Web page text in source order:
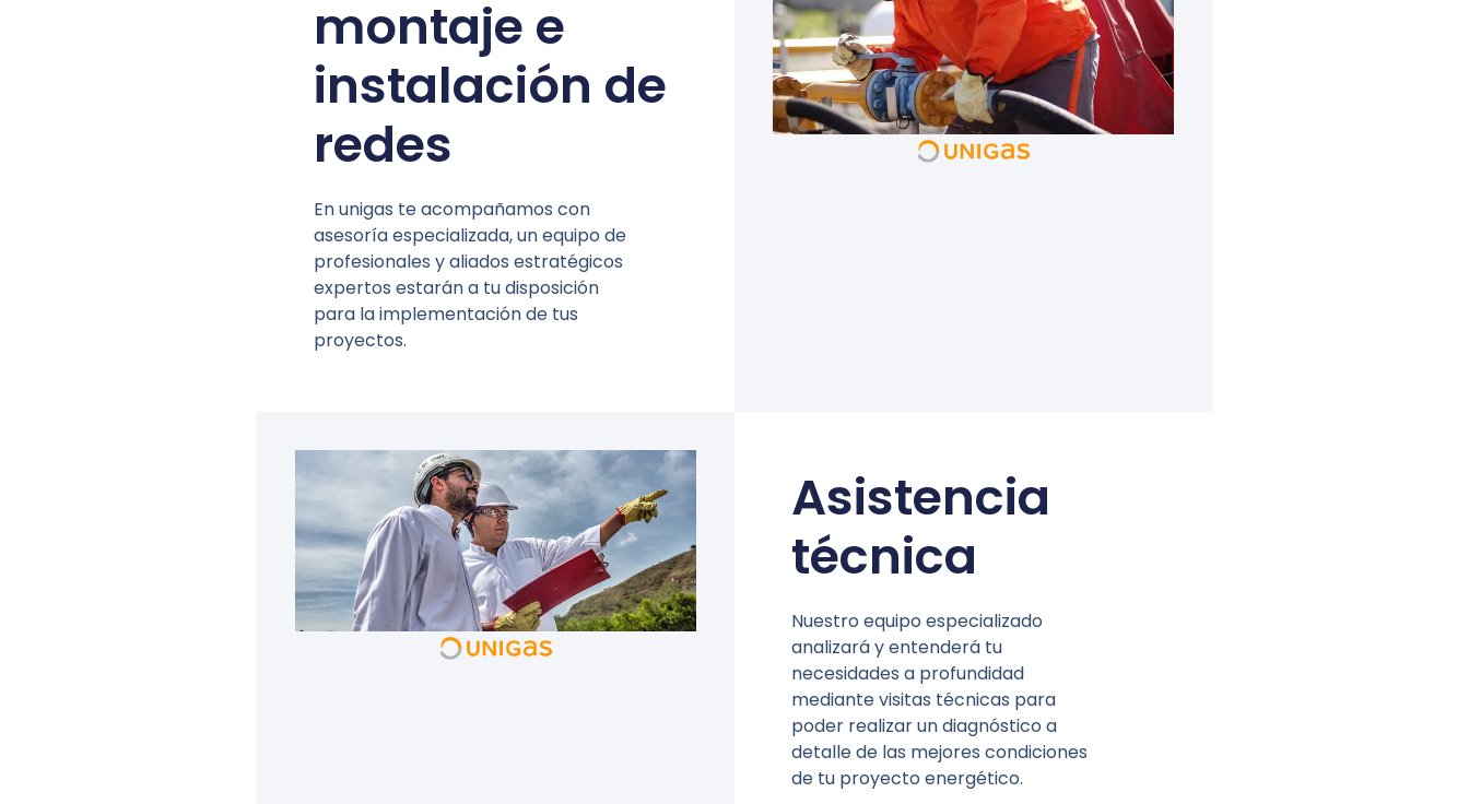
montaje e
instalación de
redes
En unigas te acompañamos con
asesoría especializada, un equipo de
profesionales y aliados estratégicos
expertos estarán a tu disposición
para la implementación de tus
proyectos.
Asistencia
técnica
Nuestro equipo especializado
analizará y entenderá tu
necesidades a profundidad
mediante visitas técnicas para
poder realizar un diagnóstico a
detalle de las mejores condiciones
de tu proyecto energético.